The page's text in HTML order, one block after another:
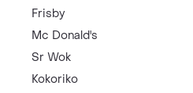
Frisby
Mc Donald's
Sr Wok
Kokoriko